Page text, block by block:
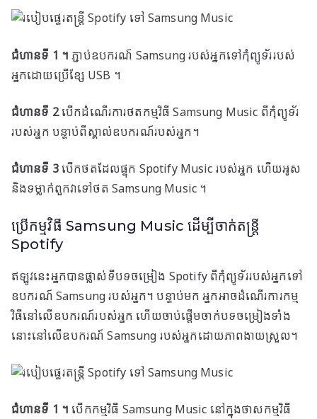
ជំហានទី 1 ។ ភ្ជាប់ឧបករណ៍ Samsung របស់អ្នកទៅកុំព្យូទ័ររបស់
អ្នកដោយប្រើខ្សែ USB ។
ជំហានទី 2បើកដំណើរការថតកម្មវិធី Samsung Music ពីកុំព្យូទ័រ
របស់អ្នក បន្ទាប់ពីស្គាល់ឧបករណ៍របស់អ្នក។
ជំហានទី 3បើកថតដែលផ្ទុក Spotify Music របស់អ្នក ហើយអូស
និងទម្លាក់ពួកវាទៅថត Samsung Music ។
ប្រើកម្មវិធី Samsung Music ដើម្បីចាក់តន្ត្រី
Spotify
ឥឡូវ​នេះ​អ្នក​បាន​ផ្លាស់ទី​បទ​ចម្រៀង Spotify ពី​កុំព្យូទ័រ​របស់​អ្នក​ទៅ​
ឧបករណ៍ Samsung របស់​អ្នក​។ បន្ទាប់មក អ្នកអាចដំណើរការកម្ម
វិធីនៅលើឧបករណ៍របស់អ្នក ហើយចាប់ផ្តើមចាក់បទចម្រៀងទាំង
នោះនៅលើឧបករណ៍ Samsung របស់អ្នកដោយភាពងាយស្រួល។
ជំហានទី 1 ។ បើកកម្មវិធី Samsung Music នៅក្នុងថាសកម្មវិធី